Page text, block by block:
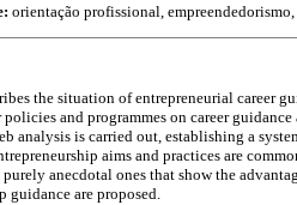
orientação profissional,
the situation of entrepreneurial career
and programmes on career
analysis is carried out, establishing a
aims and practices are
purely anecdotal ones that show the
guidance are proposed.